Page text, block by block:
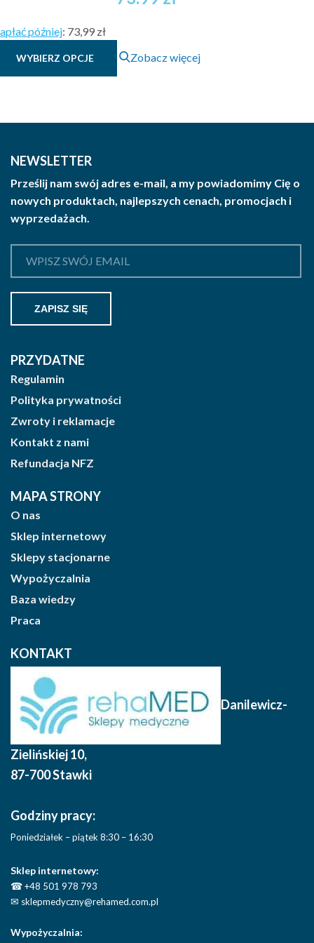
później: 73,99 zł
WYBIERZ OPCJE
Ten
produkt
na
stronie
Zobacz więcej
NEWSLETTER
Prześlij nam swój adres e-mail, a my powiadomimy Cię o
nowych produktach, najlepszych cenach, promocjach i
wyprzedażach.
PRZYDATNE
Regulamin
Polityka prywatności
Zwroty i reklamacje
Kontakt z nami
Refundacja NFZ
MAPA STRONY
O nas
Sklep internetowy
Sklepy stacjonarne
Wypożyczalnia
Baza wiedzy
Praca
KONTAKT
Danilewicz-
Zielińskiej 10,
87-700 Stawki
Godziny pracy:
Poniedziałek – piątek 8:30 – 16:30
Sklep internetowy:
☎+48 501 978 793
✉ sklepmedyczny@rehamed.com.pl
Wypożyczalnia: